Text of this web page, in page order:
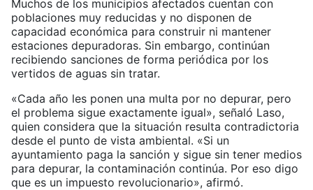
Muchos de los municipios afectados cuentan con
poblaciones muy reducidas y no disponen de
capacidad económica para construir ni mantener
estaciones depuradoras. Sin embargo, continúan
recibiendo sanciones de forma periódica por los
vertidos de aguas sin tratar.
«Cada año les ponen una multa por no depurar, pero
el problema sigue exactamente igual», señaló Laso,
quien considera que la situación resulta contradictoria
desde el punto de vista ambiental. «Si un
ayuntamiento paga la sanción y sigue sin tener medios
para depurar, la contaminación continúa. Por eso digo
que es un impuesto revolucionario», afirmó.